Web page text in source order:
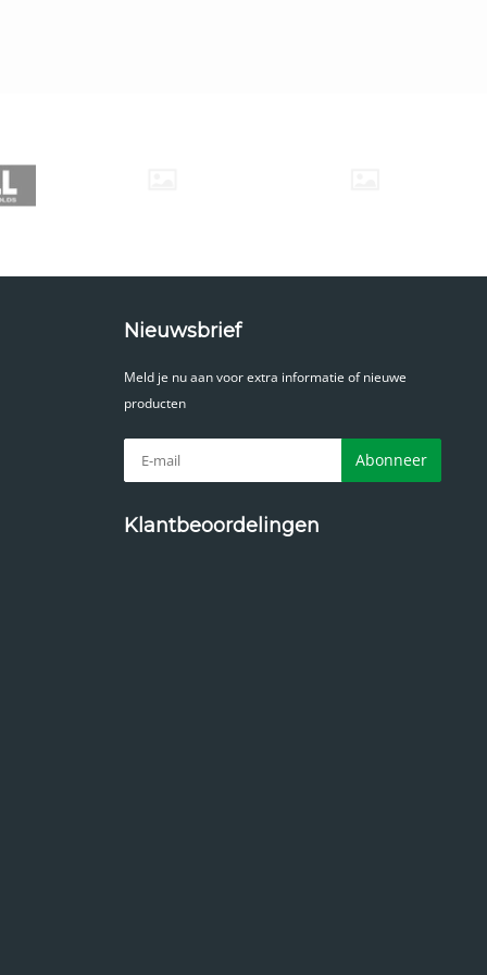
Nieuwsbrief
Meld je nu aan voor extra informatie of nieuwe
producten
Abonneer
Klantbeoordelingen